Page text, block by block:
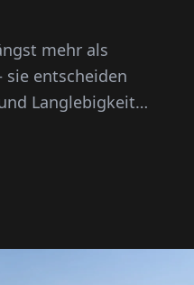
mehr als
sie entscheiden
Langlebigkeit